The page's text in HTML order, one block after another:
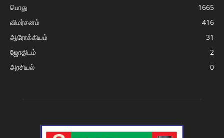
பொது
1665
விமர்சனம்
416
ஆரோக்கியம்
31
ஜோதிடம்
2
அரசியல்
0